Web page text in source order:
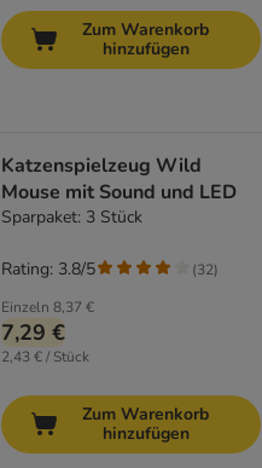
Zum Warenkorb
hinzufügen
Katzenspielzeug Wild
Mouse mit Sound und LED
Sparpaket: 3 Stück
Einzeln 8,37 €
7,29 €
2,43 € / Stück
Rating: 3.8/5 (32)
Zum Warenkorb
hinzufügen